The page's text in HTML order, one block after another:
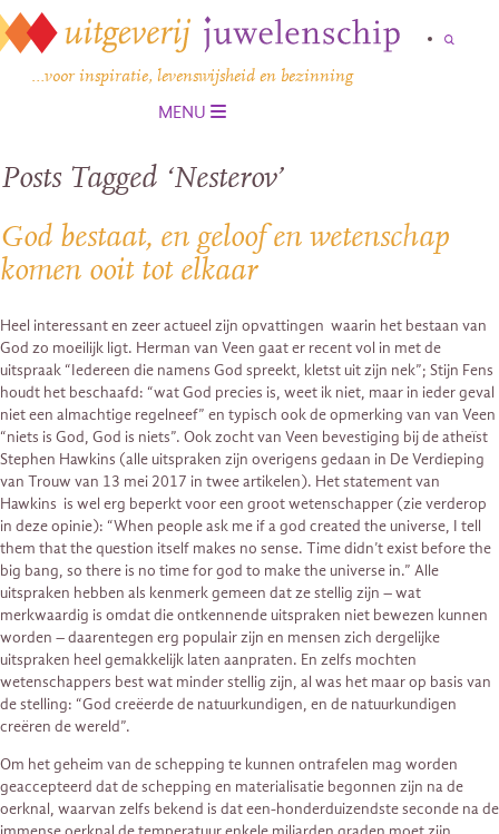
…voor inspiratie, levenswijsheid en bezinning
MENU
Posts Tagged ‘Nesterov’
God bestaat, en geloof en wetenschap
komen ooit tot elkaar
Heel interessant en zeer actueel zijn opvattingen waarin het bestaan van
God zo moeilijk ligt. Herman van Veen gaat er recent vol in met de
uitspraak “Iedereen die namens God spreekt, kletst uit zijn nek”; Stijn Fens
houdt het beschaafd: “wat God precies is, weet ik niet, maar in ieder geval
niet een almachtige regelneef” en typisch ook de opmerking van van Veen
“niets is God, God is niets”. Ook zocht van Veen bevestiging bij de atheïst
Stephen Hawkins (alle uitspraken zijn overigens gedaan in De Verdieping
van Trouw van 13 mei 2017 in twee artikelen). Het statement van
Hawkins is wel erg beperkt voor een groot wetenschapper (zie verderop
in deze opinie): “When people ask me if a god created the universe, I tell
them that the question itself makes no sense. Time didn’t exist before the
big bang, so there is no time for god to make the universe in.” Alle
uitspraken hebben als kenmerk gemeen dat ze stellig zijn – wat
merkwaardig is omdat die ontkennende uitspraken niet bewezen kunnen
worden – daarentegen erg populair zijn en mensen zich dergelijke
uitspraken heel gemakkelijk laten aanpraten. En zelfs mochten
wetenschappers best wat minder stellig zijn, al was het maar op basis van
de stelling: “God creëerde de natuurkundigen, en de natuurkundigen
creëren de wereld”.
Om het geheim van de schepping te kunnen ontrafelen mag worden
geaccepteerd dat de schepping en materialisatie begonnen zijn na de
oerknal, waarvan zelfs bekend is dat een-honderduizendste seconde na de